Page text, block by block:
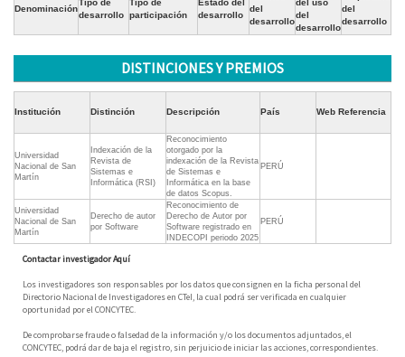
Denominación
Tipo de
desarrollo
Tipo de
participación
Estado del
desarrollo
del
desarrollo
del uso
del
desarrollo
del
desarrollo
DISTINCIONES Y PREMIOS
Institución Distinción Descripción País Web Referencia
Universidad
Nacional de San
Martín
Indexación de la
Revista de
Sistemas e
Informática (RSI)
Reconocimiento
otorgado por la
indexación de la Revista
de Sistemas e
Informática en la base
de datos Scopus.
PERÚ
Universidad
Nacional de San
Martín
Derecho de autor
por Software
Reconocimiento de
Derecho de Autor por
Software registrado en
INDECOPI periodo 2025
PERÚ
Contactar investigador Aquí
Los investigadores son responsables por los datos que consignen en la ficha personal del
Directorio Nacional de Investigadores en CTeI, la cual podrá ser verificada en cualquier
oportunidad por el CONCYTEC.
De comprobarse fraude o falsedad de la información y/o los documentos adjuntados, el
CONCYTEC, podrá dar de baja el registro, sin perjuicio de iniciar las acciones, correspondientes.